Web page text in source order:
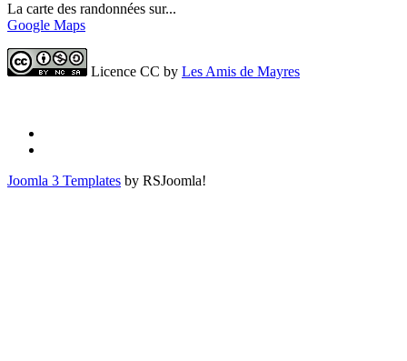
La carte des randonnées sur...
Google Maps
Licence CC by Les Amis de Mayres
Joomla 3 Templates by RSJoomla!